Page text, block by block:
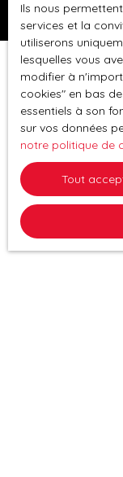
entrée avec
chaufferie,
bois, chauffe-
séjour de
dînatoire
couverte de
douche à
avec fenêtre. -
d'eau avec
chambres
chauffage au
électrique,
seconde ligne.
Ils nous
services et la
utiliserons
lesquelles vous
modifier à
cookies″ en bas
essentiels à son
sur vos données
notre politique de
Tout